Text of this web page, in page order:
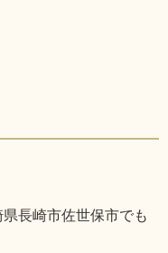
長崎市佐世保市でも